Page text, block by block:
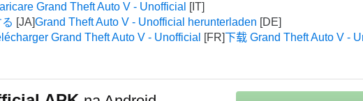
Grand Theft Auto V - Unofficial
Grand Theft Auto V - Unofficial herunterladen
Grand Theft Auto V - Unofficial 下载 Grand Theft Auto V -